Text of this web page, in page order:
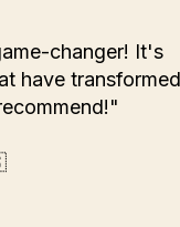
changer! It's
have transformed